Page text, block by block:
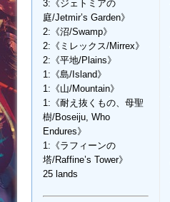
3:《ジェトミアの
庭/Jetmir’s Garden》
2:《沼/Swamp》
2:《ミレックス/Mirrex》
2:《平地/Plains》
1:《島/Island》
1:《山/Mountain》
1:《耐え抜くもの、母聖
樹/Boseiju, Who
Endures》
1:《ラフィーンの
塔/Raffine’s Tower》
25 lands